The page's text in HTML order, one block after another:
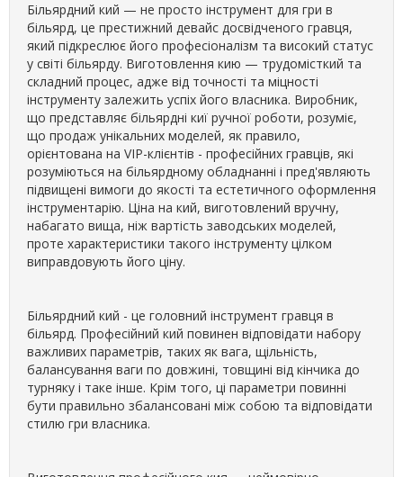
Більярдний кий — не просто інструмент для гри в
більярд, це престижний девайс досвідченого гравця,
який підкреслює його професіоналізм та високий статус
у світі більярду. Виготовлення кию — трудомісткий та
складний процес, адже від точності та міцності
інструменту залежить успіх його власника. Виробник,
що представляє більярдні киї ручної роботи, розуміє,
що продаж унікальних моделей, як правило,
орієнтована на VIP-клієнтів - професійних гравців, які
розуміються на більярдному обладнанні і пред'являють
підвищені вимоги до якості та естетичного оформлення
інструментарію. Ціна на кий, виготовлений вручну,
набагато вища, ніж вартість заводських моделей,
проте характеристики такого інструменту цілком
виправдовують його ціну.
Більярдний кий - це головний інструмент гравця в
більярд. Професійний кий повинен відповідати набору
важливих параметрів, таких як вага, щільність,
балансування ваги по довжині, товщині від кінчика до
турняку і таке інше. Крім того, ці параметри повинні
бути правильно збалансовані між собою та відповідати
стилю гри власника.